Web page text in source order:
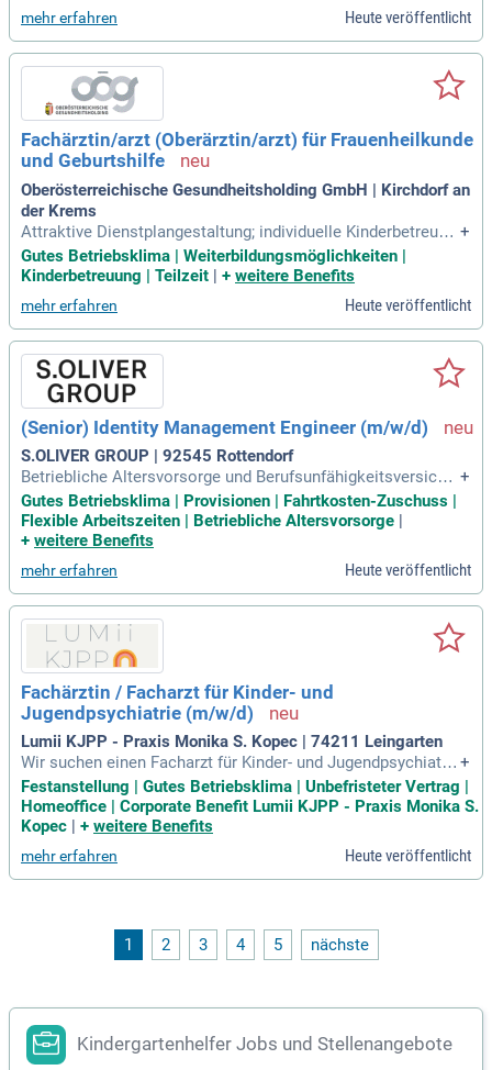
mehr erfahren Heute veröffentlicht
Fachärztin/arzt (Oberärztin/arzt) für Frauenheilkunde
und Geburtshilfe
Oberösterreichische Gesundheitsholding GmbH | Kirchdorf an
der Krems
Attraktive Dienstplangestaltung; individuelle Kinderbetreuun
g in familiärer Atmosphäre bis zur Kindergartenpflicht (ganzj
ährig) sowie Sommerkinderbetreuung; KFL Versicherung (Kr
ankenkasse mit attraktiven Leistungsangeboten); schnelle
Erreichbarkeit
+
Gutes Betriebsklima | Weiterbildungsmöglichkeiten |
Kinderbetreuung | Teilzeit | + weitere Benefits
mehr erfahren Heute veröffentlicht
(Senior) Identity Management Engineer (m/w/d)
S.OLIVER GROUP | 92545 Rottendorf
Betriebliche Altersvorsorge und Berufsunfähigkeitsversicher
ung; betriebliche Krankenzusatzversicherung; Betriebskinder
garten oder Betreuungszuschuss; Betriebsarzt; E-Bike Leasi
ng; E-Ladesäulen am HQ; Mitarbeiterangebote beim Vorteils
+
Gutes Betriebsklima | Provisionen | Fahrtkosten-Zuschuss |
Flexible Arbeitszeiten | Betriebliche Altersvorsorge |
+ weitere Benefits
mehr erfahren Heute veröffentlicht
Fachärztin / Facharzt für Kinder- und
Jugendpsychiatrie (m/w/d)
Lumii KJPP - Praxis Monika S. Kopec | 74211 Leingarten
Wir suchen einen Facharzt für Kinder- und Jugendpsychiatri
e, der sich in einem wertschätzenden und ressourcenorienti
erten Umfeld wohlfühlt. Eine unbefristete Festanstellung wa
rtet auf Dich, komplett sozialversicherungspflichtig mit attr
m Team auf Augenhöhe, ohne belastende Nachtdienste, und
hast die Möglichkeit, im Home-Office tätig zu sein. Fort- und
Initiative und Verlässlichkeit sind uns wichtig, ebenso wie D
eine Freude an der Zusammenarbeit mit Familien. Werde Tei
+
Festanstellung | Gutes Betriebsklima | Unbefristeter Vertrag |
Homeoffice | Corporate Benefit Lumii KJPP - Praxis Monika S.
Kopec
+ weitere Benefits
mehr erfahren Heute veröffentlicht
1 2 3 4 5 nächste
Kindergartenhelfer Jobs und Stellenangebote